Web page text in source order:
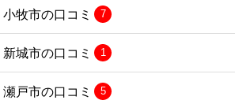
小牧市の口コミ 7
新城市の口コミ 1
瀬戸市の口コミ 5